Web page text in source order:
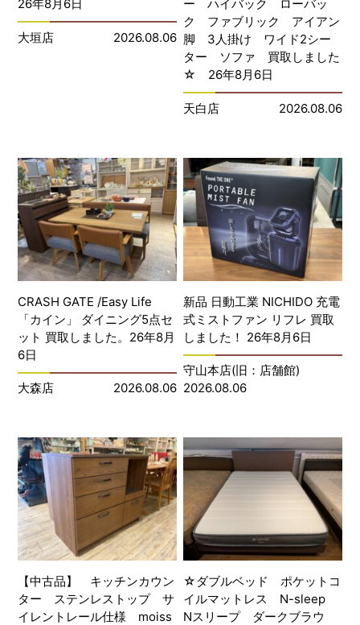
26年8月6日
大垣店 2026.08.06
ー ハイバック ローバッ
ク ファブリック アイアン
脚 3人掛け ワイド2シー
ター ソファ 買取しました
☆ 26年8月6日
天白店 2026.08.06
CRASH GATE /Easy Life
「カイン」 ダイニング5点セ
ット 買取しました。26年8月
6日
大森店 2026.08.06
新品 日動工業 NICHIDO 充電
式ミストファン リフレ 買取
しました！ 26年8月6日
守山本店(旧：店舗館)
2026.08.06
【中古品】 キッチンカウン
ター ステンレストップ サ
イレントレール仕様 moiss
☆ダブルベッド ポケットコ
イルマットレス N-sleep
Nスリープ ダークブラウ